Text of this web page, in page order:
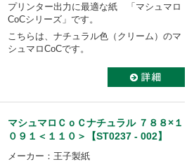
プリンター出力に最適な紙 「マシュマロ
CoCシリーズ」です。
こちらは、ナチュラル色（クリーム）のマ
シュマロCoCです。
マシュマロＣｏＣナチュラル ７８８×１
０９１＜１１０＞【ST0237 - 002】
メーカー：王子製紙